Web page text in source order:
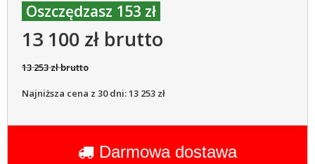
Oszczędzasz 153 zł
13 100 zł brutto
13 253 zł brutto
Najniższa cena z 30 dni: 13 253 zł
Darmowa dostawa